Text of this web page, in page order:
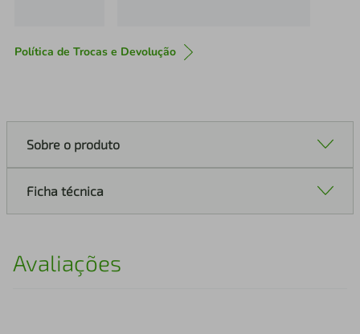
Política de Trocas e Devolução
Sobre o produto
Ficha técnica
Avaliações